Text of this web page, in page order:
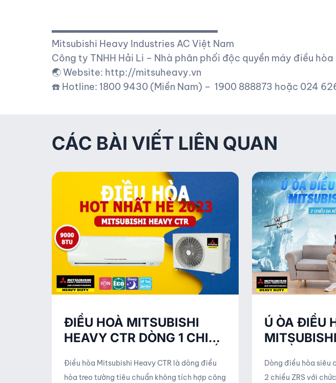
▬▬▬▬▬▬▬▬▬▬▬▬▬▬▬▬▬▬
Mitsubishi Heavy Industries AC Việt Nam
Công ty TNHH Hải Li – Nhà phân phối độc quyền máy điều
🌏 Website: http://mitsuheavy.vn
☎️ Hotline: 1800 9430 (Miền Nam) – 1900 888873 hoặc 024
CÁC BÀI VIẾT LIÊN QUAN
ĐIỀU HOÀ MITSUBISHI
HEAVY CTR DÒNG 1 CHIỀU
HÈ 2023
Điều hòa Mitsubishi Heavy CTR là dòng điều
hòa treo tường tiêu chuẩn không tích hợp công
Ú ÒA ĐIỀU
Dòng điều hòa siêu
2 chiều ZRS với